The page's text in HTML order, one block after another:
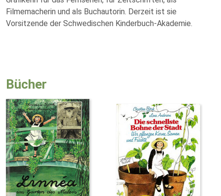
Filmemacherin und als Buchautorin. Derzeit ist sie
Vorsitzende der Schwedischen Kinderbuch-Akademie.
Bücher